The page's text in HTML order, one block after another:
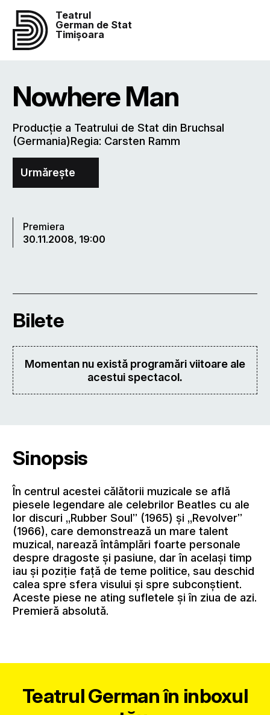
Teatrul
German de Stat
Timișoara
Nowhere Man
Producţie a Teatrului de Stat din Bruchsal
(Germania)Regia: Carsten Ramm
Urmărește
Premiera
30.11.2008, 19:00
Bilete
Momentan nu există programări viitoare ale
acestui spectacol.
Sinopsis
În centrul acestei călătorii muzicale se află
piesele legendare ale celebrilor Beatles cu ale
lor discuri „Rubber Soul” (1965) şi „Revolver”
(1966), care demonstrează un mare talent
muzical, narează întâmplări foarte personale
despre dragoste şi pasiune, dar în acelaşi timp
iau şi poziţie faţă de teme politice, sau deschid
calea spre sfera visului şi spre subconştient.
Aceste piese ne ating sufletele şi în ziua de azi.
Premieră absolută.
Teatrul German în inboxul